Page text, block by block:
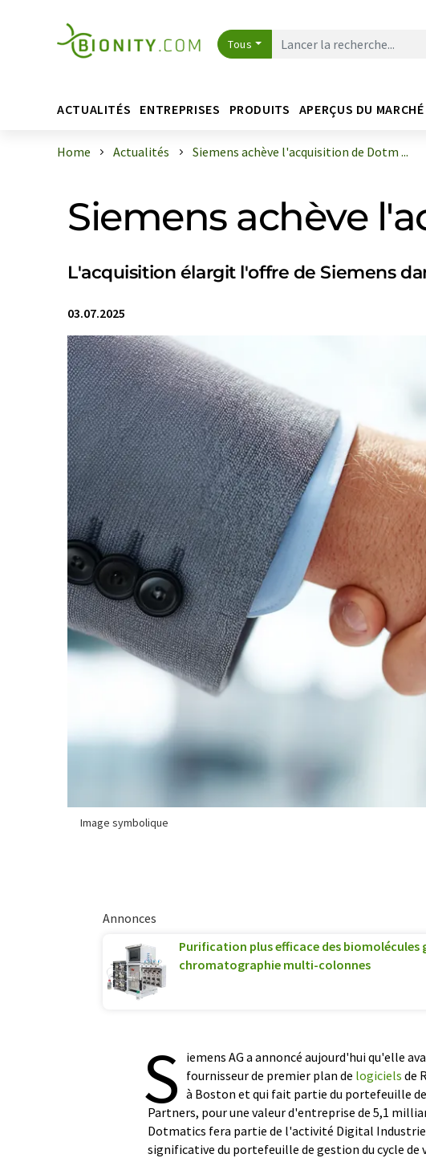
Tous
ACTUALITÉS
ENTREPRISES PRODUITS APERÇUS DU MARCHÉ
Home Actualités Siemens achève l'acquisition de Dotm ...
Siemens achève
L'acquisition élargit l'offre de Siemens
03.07.2025
Image symbolique
Annonces
Purification plus efficace des biomolécules
chromatographie multi-colonnes
S iemens AG a annoncé aujourd'hui qu'elle
fournisseur de premier plan de logiciels de
à Boston et qui fait partie du portefeuille
Partners, pour une valeur d'entreprise de 5,1
Dotmatics fera partie de l'activité Digital
significative du portefeuille de gestion du cycle de